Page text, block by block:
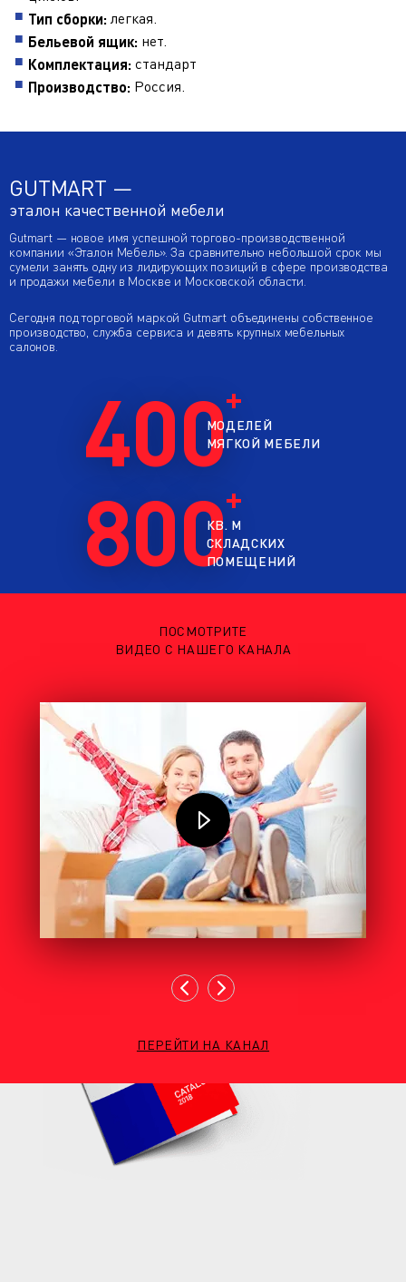
Тип сборки: легкая.
Бельевой ящик: нет.
Комплектация: стандарт
Производство: Россия.
GUTMART —
эталон качественной мебели
Gutmart — новое имя успешной торгово-производственной
компании «Эталон Мебель». За сравнительно небольшой срок мы
сумели занять одну из лидирующих позиций в сфере производства
и продажи мебели в Москве и Московской области.
Сегодня под торговой маркой Gutmart объединены собственное
производство, служба сервиса и девять крупных мебельных
салонов.
400МОДЕЛЕЙ
МЯГКОЙ МЕБЕЛИ
800
КВ. М
СКЛАДСКИХ
ПОМЕЩЕНИЙ
ПОСМОТРИТЕ
ВИДЕО С НАШЕГО КАНАЛА
ПЕРЕЙТИ НА КАНАЛ